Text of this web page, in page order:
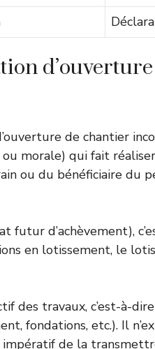
de chantier
ou morale) qui fait
ou du bénéficiaire du
futur d’achèvement),
en lotissement, le
des travaux, c’est-à-
fondations, etc.). Il
impératif de la